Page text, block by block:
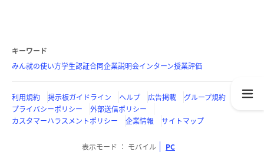
キーワード
みん就の使い方学生認証合同企業説明会インターン授業評価
利用規約 掲示板ガイドライン ヘルプ 広告掲載
グループ規約
プライバシーポリシー
外部送信ポリシー
カスタマーハラスメントポリシー
企業情報 サイトマップ
表示モード モバイル PC